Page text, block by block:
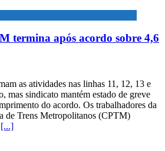
termina após acordo sobre 4,6
as atividades nas linhas 11, 12, 13 e
mas sindicato mantém estado de greve
do acordo. Os trabalhadores da
de Trens Metropolitanos (CPTM)
[...]